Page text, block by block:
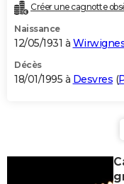
Créer une cagnotte
Naissance
12/05/1931 à
Décès
18/01/1995 à Desvres (